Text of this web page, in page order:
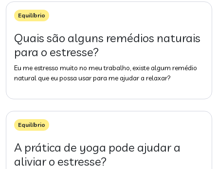
Equilíbrio
Quais são alguns remédios naturais
para o estresse?
Eu me estresso muito no meu trabalho, existe algum remédio
natural que eu possa usar para me ajudar a relaxar?
Equilíbrio
A prática de yoga pode ajudar a
aliviar o estresse?